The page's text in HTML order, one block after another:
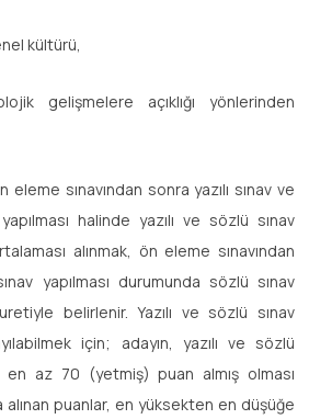
kültürü,
gelişmelere açıklığı yönlerinden
eleme sınavından sonra yazılı sınav ve
halinde yazılı ve sözlü sınav
alınmak, ön eleme sınavından
yapılması durumunda sözlü sınav
belirlenir. Yazılı ve sözlü sınav
için; adayın, yazılı ve sözlü
en az 70 (yetmiş) puan almış olması
alınan puanlar, en yüksekten en düşüğe